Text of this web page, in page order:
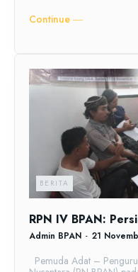
Continue ―
BERITA
RPN IV BPAN:
Admin BPAN - 21